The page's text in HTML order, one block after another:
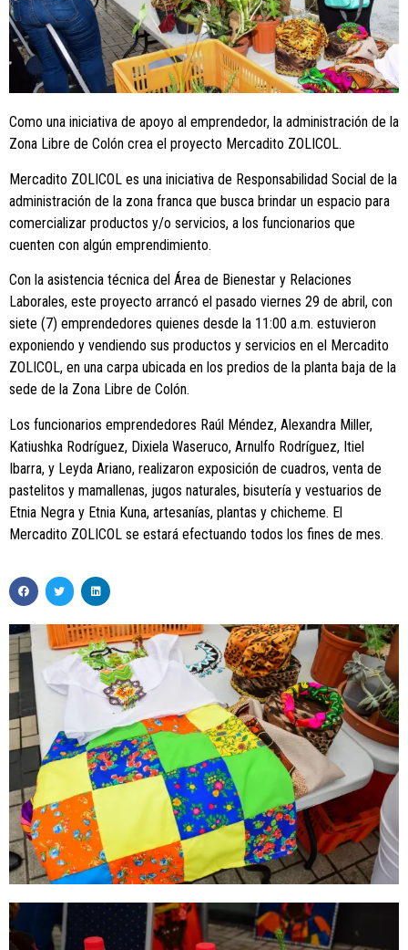
Como una iniciativa de apoyo al emprendedor, la administración de la
Zona Libre de Colón crea el proyecto Mercadito ZOLICOL.
Mercadito ZOLICOL es una iniciativa de Responsabilidad Social de la
administración de la zona franca que busca brindar un espacio para
comercializar productos y/o servicios, a los funcionarios que
cuenten con algún emprendimiento.
Con la asistencia técnica del Área de Bienestar y Relaciones
Laborales, este proyecto arrancó el pasado viernes 29 de abril, con
siete (7) emprendedores quienes desde la 11:00 a.m. estuvieron
exponiendo y vendiendo sus productos y servicios en el Mercadito
ZOLICOL, en una carpa ubicada en los predios de la planta baja de la
sede de la Zona Libre de Colón.
Los funcionarios emprendedores Raúl Méndez, Alexandra Miller,
Katiushka Rodríguez, Dixiela Waseruco, Arnulfo Rodríguez, Itiel
Ibarra, y Leyda Ariano, realizaron exposición de cuadros, venta de
pastelitos y mamallenas, jugos naturales, bisutería y vestuarios de
Etnia Negra y Etnia Kuna, artesanías, plantas y chicheme. El
Mercadito ZOLICOL se estará efectuando todos los fines de mes.